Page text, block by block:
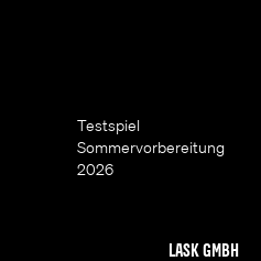
Testspiel
Sommervorbereitung
2026
LASK GMBH